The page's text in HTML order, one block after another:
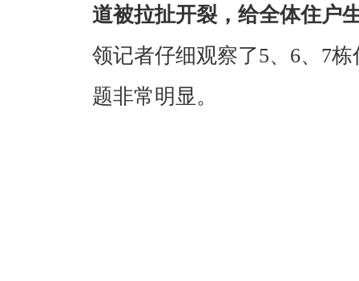
道被拉扯开裂，给全体住户
领记者仔细观察了5、6、7
题非常明显。